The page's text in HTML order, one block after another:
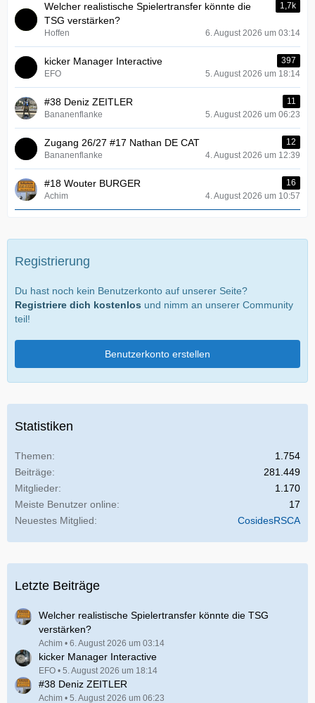
Welcher realistische Spielertransfer könnte die
TSG verstärken?
1,7k
Hoffen 6. August 2026 um 03:14
kicker Manager Interactive
397
EFO
5. August 2026 um 18:14
#38 Deniz ZEITLER
11
Bananenflanke
5. August 2026 um 06:23
Zugang 26/27 #17 Nathan DE CAT
12
Bananenflanke
4. August 2026 um 12:39
#18 Wouter BURGER
16
Achim
4. August 2026 um 10:57
Registrierung
Du hast noch kein Benutzerkonto auf unserer Seite?
Registriere dich kostenlos und nimm an unserer Community
teil!
Benutzerkonto erstellen
Statistiken
Themen
1.754
Beiträge
281.449
Mitglieder
1.170
Meiste Benutzer online
17
Neuestes Mitglied
CosidesRSCA
Letzte Beiträge
Welcher realistische Spielertransfer könnte die TSG
verstärken?
Achim 6. August 2026 um 03:14
kicker Manager Interactive
EFO 5. August 2026 um 18:14
#38 Deniz ZEITLER
Achim 5. August 2026 um 06:23